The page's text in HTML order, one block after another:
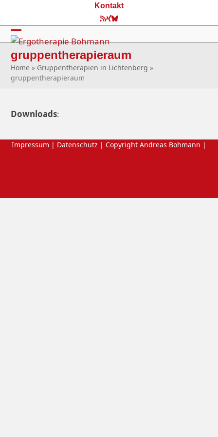
content
Kontakt
RSS
XingBluesky
Open
mobile
menu
Close
mobile
menu
gruppentherapieraum
Home » Gruppentherapien in Lichtenberg »
gruppentherapieraum
Downloads:
Impressum | Datenschutz | Copyright Andreas Bohmann |